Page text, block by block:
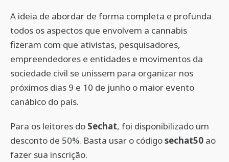
A ideia de abordar de forma completa e profunda
todos os aspectos que envolvem a cannabis
fizeram com que ativistas, pesquisadores,
empreendedores e entidades e movimentos da
sociedade civil se unissem para organizar nos
próximos dias 9 e 10 de junho o maior evento
canábico do país.
Para os leitores do Sechat, foi disponibilizado um
desconto de 50%. Basta usar o códigosechat50 ao
fazer sua inscrição.